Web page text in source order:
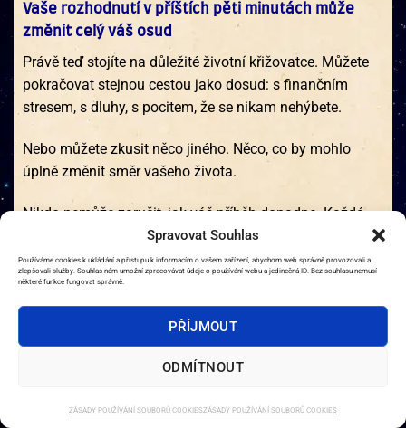
Spravovat Souhlas
Používáme cookies k ukládání a přístupu k informacím o vašem zařízení, abychom web správně provozovali a
zlepšovali služby. Souhlas nám umožní zpracovávat údaje o používání webu a jedinečná ID. Bez souhlasu nemusí
některé funkce fungovat správně.
PŘÍJMOUT
ODMÍTNOUT
ZÁSADY POUŽÍVÁNÍ SOUBORŮ COOKIESZÁSADY POUŽÍVÁNÍ SOUBORŮ COOKIES
Vaše rozhodnutí v příštích pěti minutách může
změnit celý váš osud
Právě teď stojíte na důležité životní křižovatce. Můžete
pokračovat stejnou cestou jako dosud: s finančním
stresem, s dluhy, s pocitem, že se nikam nehýbete.
Nebo můžete zkusit něco jiného. Něco, co by mohlo
úplně změnit směr vašeho života.
Nikdo nemůže zaručit, jak váš příběh dopadne. Každá
situace je jiná, každý člověk jedinečný, každá
energetická signatura má svoje specifické
charakteristiky.
Ale jedno vím naprosto jistě: je lepší litovat toho, co
jsme udělali, než toho, co jsme ze strachu nikdy
Talisman bohatství mi úplně změnil život. Místo